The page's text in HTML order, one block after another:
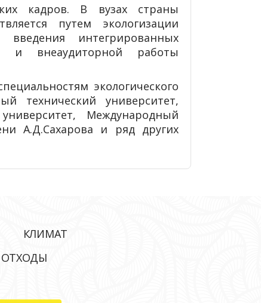
кадров. В вузах страны
путем экологизации
введения интегрированных
и внеаудиторной работы
экологического
технический университет,
Международный
А.Д.Сахарова и ряд других
КЛИМАТ
ОТХОДЫ